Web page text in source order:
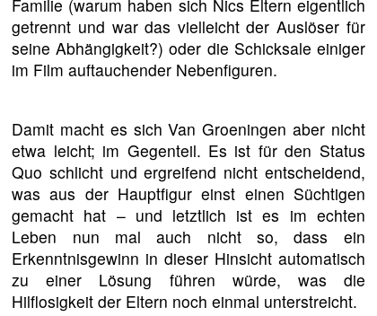
Familie (warum haben sich Nics Eltern eigentlich
getrennt und war das vielleicht der Auslöser für
seine Abhängigkeit?) oder die Schicksale einiger
im Film auftauchender Nebenfiguren.
Damit macht es sich Van Groeningen aber nicht
etwa leicht; im Gegenteil. Es ist für den Status
Quo schlicht und ergreifend nicht entscheidend,
was aus der Hauptfigur einst einen Süchtigen
gemacht hat – und letztlich ist es im echten
Leben nun mal auch nicht so, dass ein
Erkenntnisgewinn in dieser Hinsicht automatisch
zu einer Lösung führen würde, was die
Hilflosigkeit der Eltern noch einmal unterstreicht.